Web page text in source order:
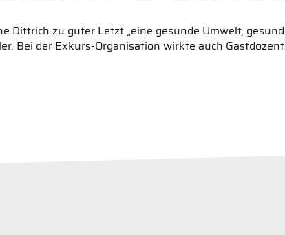
Dittrich zu guter Letzt „eine gesunde Umwelt,
Bei der Exkurs-Organisation wirkte auch